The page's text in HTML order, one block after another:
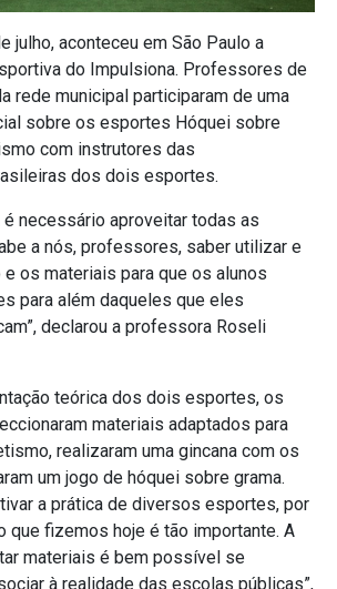
julho, aconteceu em São Paulo a
do Impulsiona. Professores de
rede municipal participaram de uma
sobre os esportes Hóquei sobre
com instrutores das
dos dois esportes.
é necessário aproveitar todas as
a nós, professores, saber utilizar e
os materiais para que os alunos
para além daqueles que eles
declarou a professora Roseli
teórica dos dois esportes, os
materiais adaptados para
realizaram uma gincana com os
um jogo de hóquei sobre grama.
a prática de diversos esportes, por
que fizemos hoje é tão importante. A
materiais é bem possível se
à realidade das escolas públicas”,